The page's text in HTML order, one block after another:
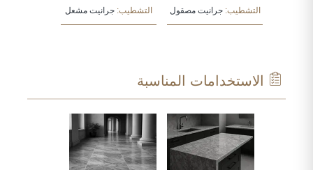
التشطيب:جرانيت مصقول التشطيب: جرانيت مشعل
الاستخدامات المناسبة